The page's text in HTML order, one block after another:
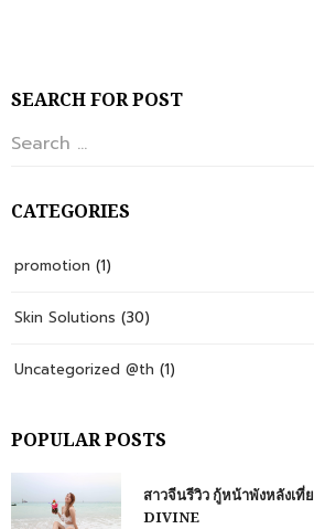
SEARCH FOR POST
CATEGORIES
promotion (1)
Skin Solutions (30)
Uncategorized @th (1)
POPULAR POSTS
สาวจีนรีวิว กู้หน้าพังหลังเ
DIVINE